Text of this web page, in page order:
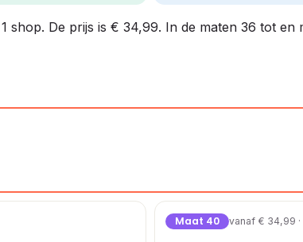
shop. De prijs is € 34,99. In de maten 36 tot
Maat 40 vanaf € 34,99 ·